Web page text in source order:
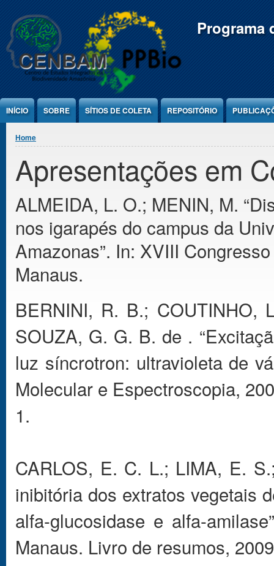
Programa
INÍCIO SOBRE SÍTIOS DE COLETA REPOSITÓRIO
You are here
Home
Apresentações em
ALMEIDA, L. O.; MENIN, M.
nos igarapés do campus da
Amazonas”. In: XVIII
Manaus.
BERNINI, R. B.; COUTINHO,
SOUZA, G. G. B. de .
luz síncrotron: ultravioleta de
Molecular e Espectroscopia,
1.
CARLOS, E. C. L.; LIMA, E.
inibitória dos extratos vegetais
alfa-glucosidase e alfa-
Manaus. Livro de resumos,